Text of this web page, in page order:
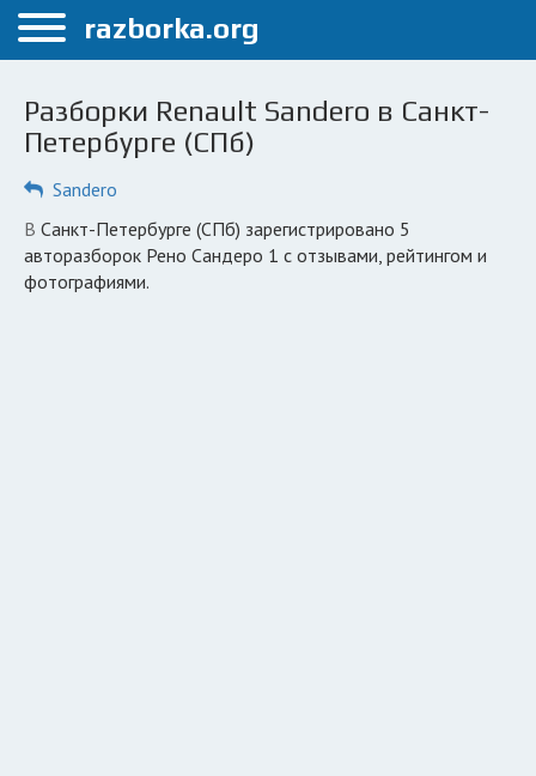
Меню
Санкт-Петербург
Автосервисы
Разборки Renault Sandero в Санкт-
Петербурге (СПб)
Sandero
в Санкт-Петербурге (СПб) зарегистрировано 5
авторазборок Рено Сандеро 1 с отзывами, рейтингом и
фотографиями.
razborka.org